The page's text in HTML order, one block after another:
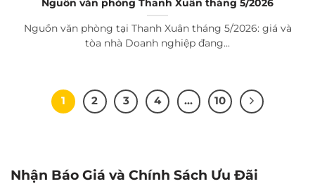
Nhận Báo Giá và Chính Sách Ưu Đãi
Nguồn văn phòng Thanh Xuân tháng 5/2026
Nguồn văn phòng tại Thanh Xuân tháng 5/2026: giá và
tòa nhà Doanh nghiệp đang...
1 2 3 4 … 10